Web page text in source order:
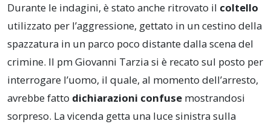
Durante le indagini, è stato anche ritrovato il coltello
utilizzato per l’aggressione, gettato in un cestino della
spazzatura in un parco poco distante dalla scena del
crimine. Il pm Giovanni Tarzia si è recato sul posto per
interrogare l’uomo, il quale, al momento dell’arresto,
avrebbe fatto dichiarazioni confuse mostrandosi
sorpreso. La vicenda getta una luce sinistra sulla